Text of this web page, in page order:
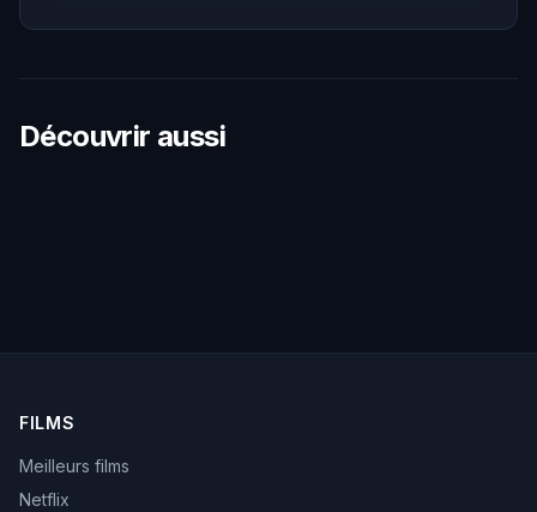
Découvrir aussi
FILMS
Meilleurs films
Netflix